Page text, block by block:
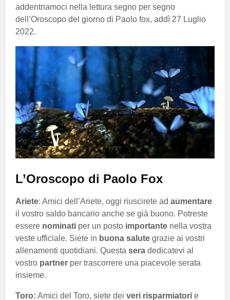
addentriamoci nella lettura segno per segno
dell’Oroscopo del giorno di Paolo fox, addì 27 Luglio
2022.
L’Oroscopo di Paolo Fox
Ariete: Amici dell’Ariete, oggi riuscirete ad aumentare
il vostro saldo bancario anche se già buono. Potreste
essere nominati per un posto importante nella vostra
veste ufficiale. Siete in buona salute grazie ai vostri
allenamenti quotidiani. Questa sera dedicatevi al
vostro partner per trascorrere una piacevole serata
insieme.
Toro: Amici del Toro, siete dei veri risparmiatori e